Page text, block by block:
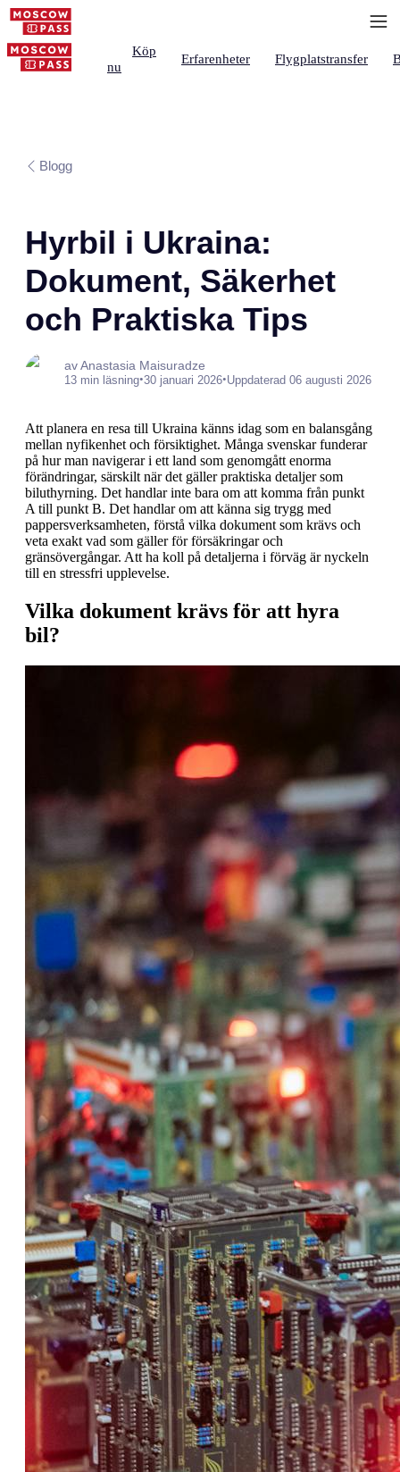
Köp
nu
Erfarenheter Flygplatstransfer
Blogg
Hyrbil i Ukraina:
Dokument, Säkerhet
och Praktiska Tips
av Anastasia Maisuradze
13 min läsning•30 januari 2026•Uppdaterad 06 augusti 2026
Att planera en resa till Ukraina känns idag som en balansgång
mellan nyfikenhet och försiktighet. Många svenskar funderar
på hur man navigerar i ett land som genomgått enorma
förändringar, särskilt när det gäller praktiska detaljer som
biluthyrning. Det handlar inte bara om att komma från punkt
A till punkt B. Det handlar om att känna sig trygg med
pappersverksamheten, förstå vilka dokument som krävs och
veta exakt vad som gäller för försäkringar och
gränsövergångar. Att ha koll på detaljerna i förväg är nyckeln
till en stressfri upplevelse.
Vilka dokument krävs för att hyra
bil?